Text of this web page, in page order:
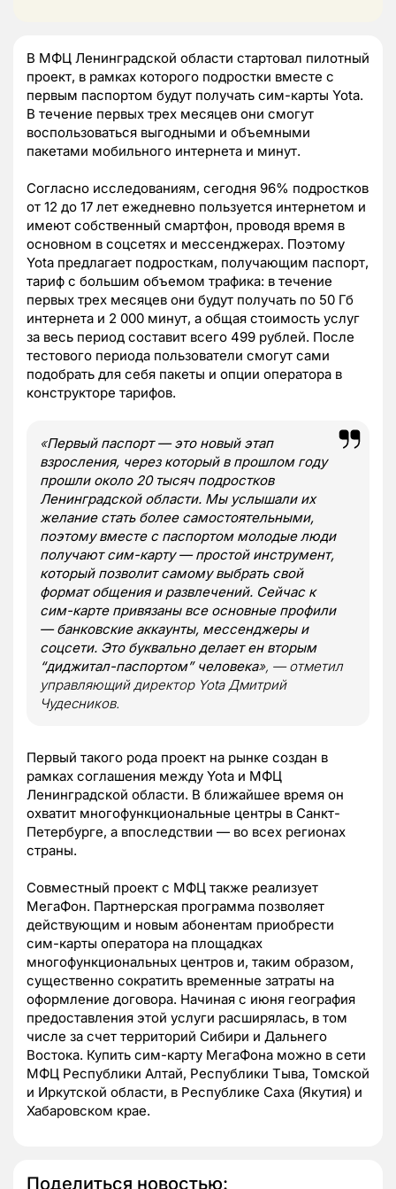
В МФЦ Ленинградской области стартовал пилотный
проект, в рамках которого подростки вместе с
первым паспортом будут получать сим-карты Yota.
В течение первых трех месяцев они смогут
воспользоваться выгодными и объемными
пакетами мобильного интернета и минут.
Согласно исследованиям, сегодня 96% подростков
от 12 до 17 лет ежедневно пользуется интернетом и
имеют собственный смартфон, проводя время в
основном в соцсетях и мессенджерах. Поэтому
Yota предлагает подросткам, получающим паспорт,
тариф с большим объемом трафика: в течение
первых трех месяцев они будут получать по 50 Гб
интернета и 2 000 минут, а общая стоимость услуг
за весь период составит всего 499 рублей. После
тестового периода пользователи смогут сами
подобрать для себя пакеты и опции оператора в
конструкторе тарифов.
«Первый паспорт — это новый этап
взросления, через который в прошлом году
прошли около 20 тысяч подростков
Ленинградской области. Мы услышали их
желание стать более самостоятельными,
поэтому вместе с паспортом молодые люди
получают сим-карту — простой инструмент,
который позволит самому выбрать свой
формат общения и развлечений. Сейчас к
сим-карте привязаны все основные профили
— банковские аккаунты, мессенджеры и
соцсети. Это буквально делает ен вторым
“диджитал-паспортом” человека», — отметил
управляющий директор Yota Дмитрий
Чудесников.
Первый такого рода проект на рынке создан в
рамках соглашения между Yota и МФЦ
Ленинградской области. В ближайшее время он
охватит многофункциональные центры в Санкт-
Петербурге, а впоследствии — во всех регионах
страны.
Совместный проект с МФЦ также реализует
МегаФон. Партнерская программа позволяет
действующим и новым абонентам приобрести
сим-карты оператора на площадках
многофункциональных центров и, таким образом,
существенно сократить временные затраты на
оформление договора. Начиная с июня география
предоставления этой услуги расширялась, в том
числе за счет территорий Сибири и Дальнего
Востока. Купить сим-карту МегаФона можно в сети
МФЦ Республики Алтай, Республики Тыва, Томской
и Иркутской области, в Республике Саха (Якутия) и
Хабаровском крае.
Поделиться новостью: